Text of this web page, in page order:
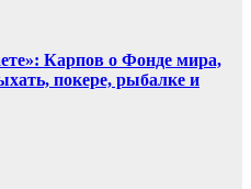
Карпов о Фонде мира,
покере, рыбалке и